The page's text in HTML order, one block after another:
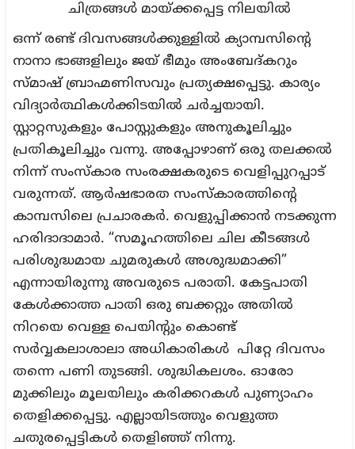
ചിത്രങ്ങൾ മായ്ക്കപ്പെട്ട നിലയിൽ
ഒന്ന് രണ്ട് ദിവസങ്ങൾക്കുള്ളിൽ ക്യാമ്പസിന്റെ
നാനാ ഭാങ്ങളിലും ജയ് ഭീമും അംബേദ്കറും
സ്മാഷ് ബ്രാഹ്മണിസവും പ്രത്യക്ഷപ്പെട്ടു. കാര്യം
വിദ്യാർത്ഥികൾക്കിടയിൽ ചർച്ചയായി.
സ്റ്റാറ്റസുകളും പോസ്റ്റുകളും അനുകൂലിച്ചും
പ്രതികൂലിച്ചും വന്നു. അപ്പോഴാണ് ഒരു തലക്കൽ
നിന്ന് സംസ്കാര സംരക്ഷകരുടെ വെളിപ്പുറപ്പാട്
വരുന്നത്. ആർഷഭാരത സംസ്കാരത്തിന്റെ
കാമ്പസിലെ പ്രചാരകർ. വെളുപ്പിക്കാൻ നടക്കുന്ന
ഹരിദാദാമാർ. “സമൂഹത്തിലെ ചില കീടങ്ങൾ
പരിശുദ്ധമായ ചുമരുകൾ അശുദ്ധമാക്കി”
എന്നായിരുന്നു അവരുടെ പരാതി. കേട്ടപാതി
കേൾക്കാത്ത പാതി ഒരു ബക്കറ്റും അതിൽ
നിറയെ വെള്ള പെയിന്റും കൊണ്ട്
സർവ്വകലാശാലാ അധികാരികൾ പിറ്റേ ദിവസം
തന്നെ പണി തുടങ്ങി. ശുദ്ധികലശം. ഓരോ
മുക്കിലും മൂലയിലും കരിക്കറകൾ പുണ്യാഹം
തെളിക്കപ്പെട്ടു. എല്ലായിടത്തും വെളുത്ത
ചതുരപ്പെട്ടികൾ തെളിഞ്ഞ് നിന്നു.